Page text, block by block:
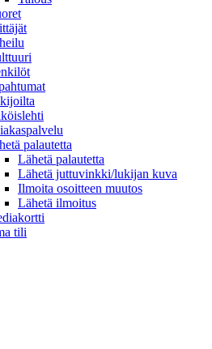
palautetta
Lähetä palautetta
Lähetä juttuvinkki/lukijan kuva
Ilmoita osoitteen muutos
Lähetä ilmoitus
tili